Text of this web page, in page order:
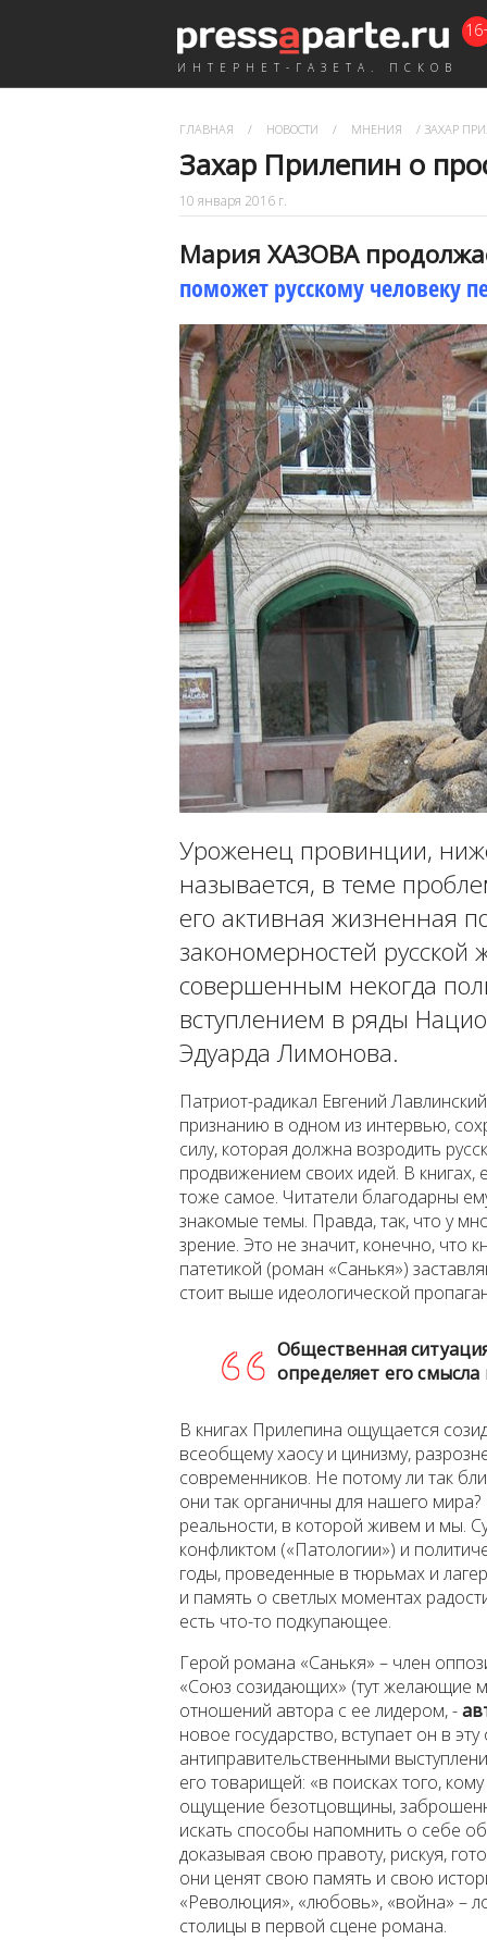
ИНТЕРНЕТ-ГАЗЕТА. ПСКОВ
ГЛАВНАЯ / НОВОСТИ / МНЕНИЯ / ЗАХАР
Захар Прилепин о
10 января 2016 г.
Мария ХАЗОВА
поможет русскому человеку
Уроженец провинции,
называется, в теме
его активная жизненная
закономерностей
совершенным некогда
вступлением в ряды
Эдуарда Лимонова.
Патриот-радикал Евгений
признанию в одном из интервью,
силу, которая должна возродить
продвижением своих идей. В книгах,
тоже самое. Читатели благодарны
знакомые темы. Правда, так, что у
зрение. Это не значит, конечно,
патетикой (роман «Санькя»)
стоит выше идеологической
Общественная
определяет его
В книгах Прилепина ощущается
всеобщему хаосу и цинизму,
современников. Не потому ли так
они так органичны для нашего
реальности, в которой живем и мы.
конфликтом («Патологии») и
годы, проведенные в тюрьмах и
и память о светлых моментах
есть что-то подкупающее.
Герой романа «Санькя» – член
«Союз созидающих» (тут желающие
отношений автора с ее лидером, -
новое государство, вступает он в
антиправительственными
его товарищей: «в поисках того,
ощущение безотцовщины,
искать способы напомнить о себе
доказывая свою правоту, рискуя,
они ценят свою память и свою
«Революция», «любовь», «война» –
столицы в первой сцене романа.